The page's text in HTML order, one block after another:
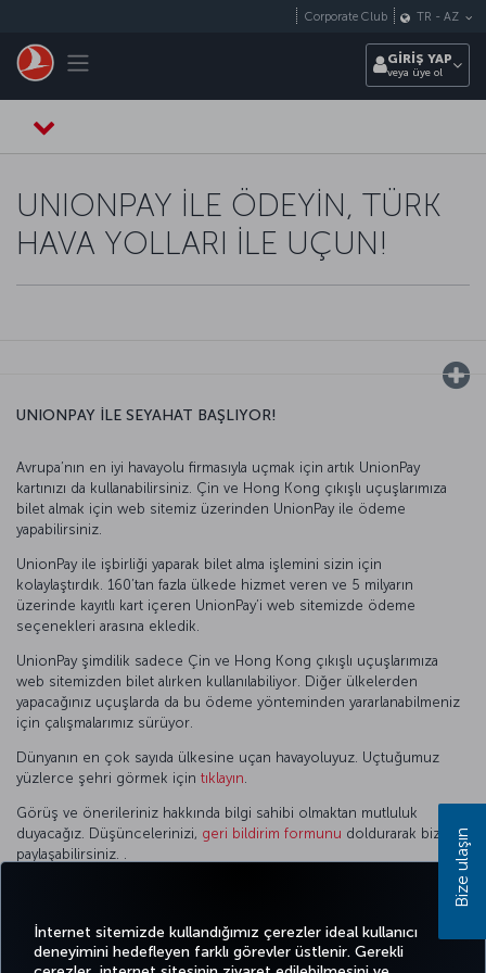
İnternet sitemizde kullandığımız çerezler ideal kullanıcı
deneyimini hedefleyen farklı görevler üstlenir. Gerekli
Toggle navigation
Corporate Club TR - AZ
GİRİŞ YAP
veya üye ol
UNIONPAY İLE ÖDEYİN, TÜRK
HAVA YOLLARI İLE UÇUN!
UNIONPAY İLE SEYAHAT BAŞLIYOR!
Avrupa’nın en iyi havayolu firmasıyla uçmak için artık UnionPay
kartınızı da kullanabilirsiniz. Çin ve Hong Kong çıkışlı uçuşlarımıza
bilet almak için web sitemiz üzerinden UnionPay ile ödeme
yapabilirsiniz.
UnionPay ile işbirliği yaparak bilet alma işlemini sizin için
kolaylaştırdık. 160’tan fazla ülkede hizmet veren ve 5 milyarın
üzerinde kayıtlı kart içeren UnionPay’i web sitemizde ödeme
seçenekleri arasına ekledik.
UnionPay şimdilik sadece Çin ve Hong Kong çıkışlı uçuşlarımıza
web sitemizden bilet alırken kullanılabiliyor. Diğer ülkelerden
yapacağınız uçuşlarda da bu ödeme yönteminden yararlanabilmeniz
için çalışmalarımız sürüyor.
Dünyanın en çok sayıda ülkesine uçan havayoluyuz. Uçtuğumuz
yüzlerce şehri görmek için tıklayın.
Görüş ve önerileriniz hakkında bilgi sahibi olmaktan mutluluk
duyacağız. Düşüncelerinizi, geri bildirim formunu doldurarak bizimle
paylaşabilirsiniz. .
Daha fazla bilgi almak için satış ofislerimizle, çağrı merkezimizle ya da
Bize ulaşın